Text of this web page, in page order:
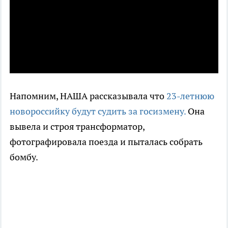
Напомним, НАША рассказывала что 23-летнюю
новороссийку будут судить за госизмену. Она
вывела и строя трансформатор,
фотографировала поезда и пыталась собрать
бомбу.